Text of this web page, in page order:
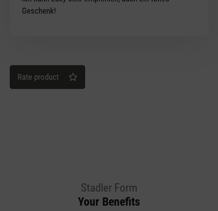
Geschenk!
Rate product
Stadler Form
Your Benefits